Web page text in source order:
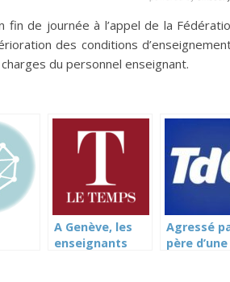
de journée à l’appel de la
des conditions
du personnel enseignant.
A Genève, les
enseignants
Agressé
père d’une